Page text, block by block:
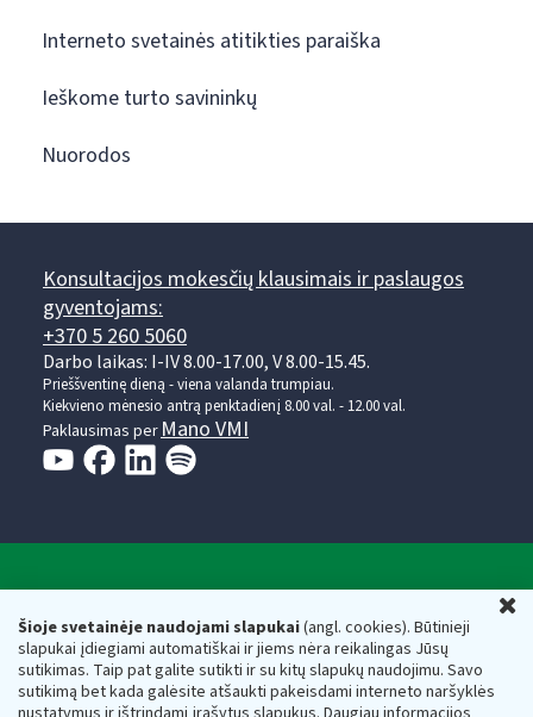
Šioje svetainėje naudojami slapukai(angl. cookies). Būtinieji
slapukai įdiegiami automatiškai ir jiems nėra reikalingas Jūsų
sutikimas. Taip pat galite sutikti ir su kitų slapukų naudojimu. Savo
sutikimą bet kada galėsite atšaukti pakeisdami interneto naršyklės
Interneto svetainės atitikties paraiška
Ieškome turto savininkų
Nuorodos
Konsultacijos mokesčių klausimais ir paslaugos
gyventojams:
+370 5 260 5060
Darbo laikas: I-IV 8.00-17.00, V 8.00-15.45.
Prieššventinę dieną - viena valanda trumpiau.
Kiekvieno mėnesio antrą penktadienį 8.00 val. - 12.00 val.
Paklausimas per Mano VMI
Respublikos finansų ministerijos
Biudžetinė įstaiga. Juridinio asmens kodas — 188659752,
adresas: Vasario 16-osios g. 14, 01107 Vilnius, Lietuva, el.paštas:
vmi@vmi.lt, E. pristatymo dėžutės adresas 188659752